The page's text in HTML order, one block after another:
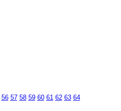
56 57 58 59 60 61 62 63 64